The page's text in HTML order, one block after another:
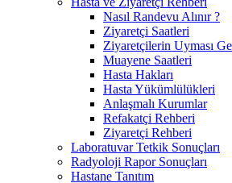
Nasıl Randevu Alınır ?
Ziyaretçi Saatleri
Ziyaretçilerin Uyması
Muayene Saatleri
Hasta Hakları
Hasta Yükümlülükleri
Anlaşmalı Kurumlar
Refakatçi Rehberi
Ziyaretçi Rehberi
Laboratuvar Tetkik Sonuçları
Radyoloji Rapor Sonuçları
Hastane Tanıtım